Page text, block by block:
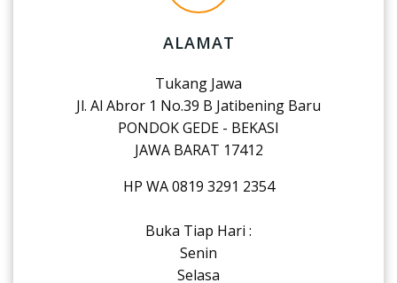
ALAMAT
Tukang Jawa
Jl. Al Abror 1 No.39 B Jatibening Baru
PONDOK GEDE - BEKASI
JAWA BARAT 17412
HP WA 0819 3291 2354
Buka Tiap Hari :
Senin
Selasa